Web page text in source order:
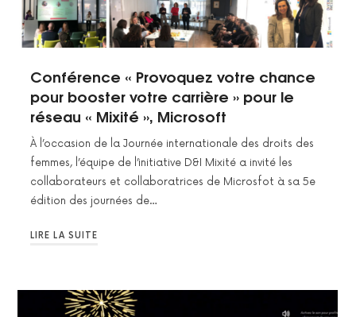
Conférence « Provoquez votre chance
pour booster votre carrière » pour le
réseau « Mixité », Microsoft
À l’occasion de la Journée internationale des droits des
femmes, l’équipe de l’initiative D&I Mixité a invité les
collaborateurs et collaboratrices de Microsfot à sa 5e
édition des journées de…
LIRE LA SUITE